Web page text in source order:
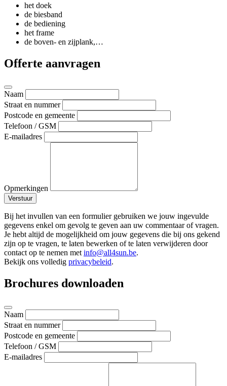
het doek
de biesband
de bediening
het frame
de boven- en zijplank,…
Offerte aanvragen
Naam
Straat en nummer
Postcode en gemeente
Telefoon / GSM
E-mailadres
Opmerkingen
Verstuur
Bij het invullen van een formulier gebruiken we jouw ingevulde
gegevens enkel om gevolg te geven aan uw commentaar of vragen.
Je hebt altijd de mogelijkheid om jouw gegevens die bij ons gekend
zijn op te vragen, te laten bewerken of te laten verwijderen door
contact op te nemen metinfo@all4sun.be.
Bekijk ons volledig privacybeleid.
Brochures downloaden
Naam
Straat en nummer
Postcode en gemeente
Telefoon / GSM
E-mailadres